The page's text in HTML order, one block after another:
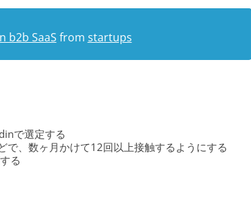
b2b SaaS from startups
で選定する
、数ヶ月かけて12回以上接触するようにする
る